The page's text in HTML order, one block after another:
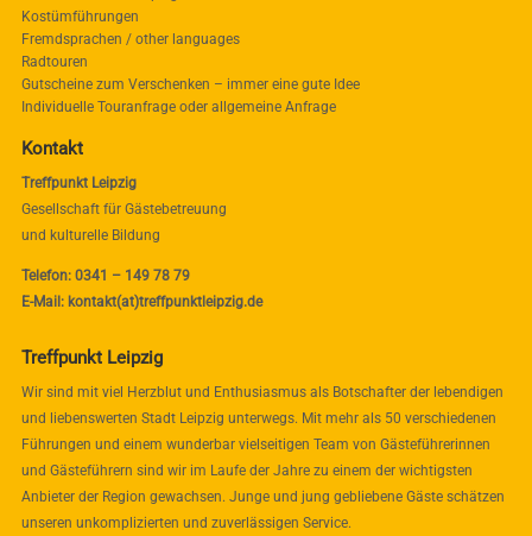
Kostümführungen
Fremdsprachen / other languages
Radtouren
Gutscheine zum Verschenken – immer eine gute Idee
Individuelle Touranfrage oder allgemeine Anfrage
Kontakt
Treffpunkt Leipzig
Gesellschaft für Gästebetreuung
und kulturelle Bildung
Telefon: 0341 – 149 78 79
E-Mail: kontakt(at)treffpunktleipzig.de
Treffpunkt Leipzig
Wir sind mit viel Herzblut und Enthusiasmus als Botschafter der lebendigen
und liebenswerten Stadt Leipzig unterwegs. Mit mehr als 50 verschiedenen
Führungen und einem wunderbar vielseitigen Team von Gästeführerinnen
und Gästeführern sind wir im Laufe der Jahre zu einem der wichtigsten
Anbieter der Region gewachsen. Junge und jung gebliebene Gäste schätzen
unseren unkomplizierten und zuverlässigen Service.